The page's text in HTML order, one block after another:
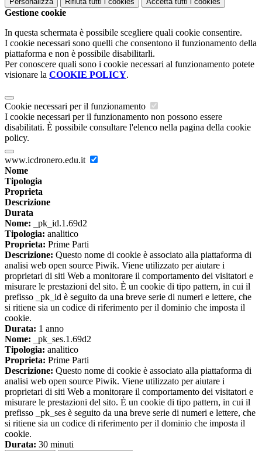
Gestione cookie
In questa schermata è possibile scegliere quali cookie consentire.
I cookie necessari sono quelli che consentono il funzionamento della
piattaforma e non è possibile disabilitarli.
Per conoscere quali sono i cookie necessari al funzionamento potete
visionare la COOKIE POLICY.
Cookie necessari per il funzionamento
I cookie necessari per il funzionamento non possono essere
disabilitati. È possibile consultare l'elenco nella pagina della cookie
policy.
www.icdronero.edu.it
Nome
Tipologia
Proprieta
Descrizione
Durata
Nome: _pk_id.1.69d2
Tipologia: analitico
Proprieta: Prime Parti
Descrizione: Questo nome di cookie è associato alla piattaforma di
analisi web open source Piwik. Viene utilizzato per aiutare i
proprietari di siti Web a monitorare il comportamento dei visitatori e
misurare le prestazioni del sito. È un cookie di tipo pattern, in cui il
prefisso _pk_id è seguito da una breve serie di numeri e lettere, che
si ritiene sia un codice di riferimento per il dominio che imposta il
cookie.
Durata: 1 anno
Nome: _pk_ses.1.69d2
Tipologia: analitico
Proprieta: Prime Parti
Descrizione: Questo nome di cookie è associato alla piattaforma di
analisi web open source Piwik. Viene utilizzato per aiutare i
proprietari di siti Web a monitorare il comportamento dei visitatori e
misurare le prestazioni del sito. È un cookie di tipo pattern, in cui il
prefisso _pk_ses è seguito da una breve serie di numeri e lettere, che
si ritiene sia un codice di riferimento per il dominio che imposta il
cookie.
Durata: 30 minuti